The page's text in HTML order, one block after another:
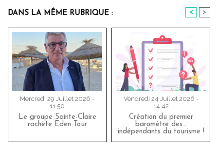
DANS LA MÊME RUBRIQUE : < >
Mercredi 29 Juillet 2026 -
11:50
Le groupe Sainte-Claire
rachète Eden Tour
Vendredi 24 Juillet 2026 -
14:42
Création du premier
baromètre des…
indépendants du tourisme !